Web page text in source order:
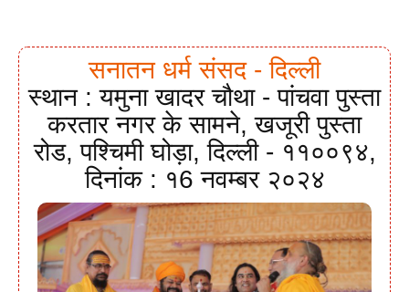
सनातन धर्म संसद - दिल्ली
स्थान : यमुना खादर चौथा - पांचवा पुस्ता
करतार नगर के सामने, खजूरी पुस्ता
रोड, पश्चिमी घोड़ा, दिल्ली - ११००९४,
दिनांक : १6 नवम्बर २०२४